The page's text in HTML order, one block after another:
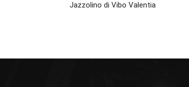
Jazzolino di Vibo Valentia